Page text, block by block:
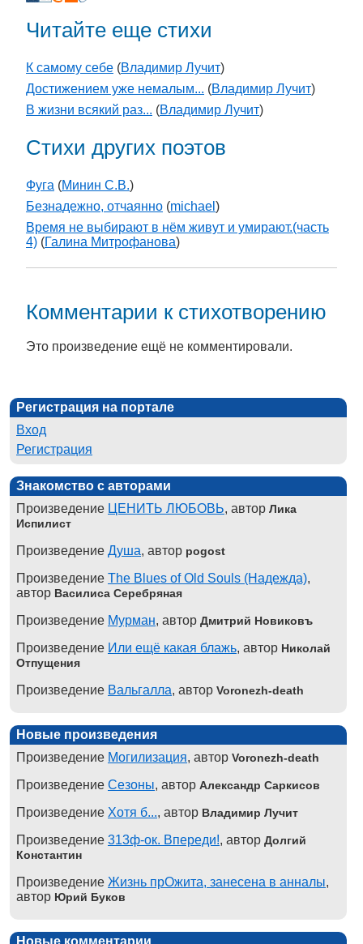
Читайте еще стихи
К самому себе (Владимир Лучит)
Достижением уже немалым... (Владимир Лучит)
В жизни всякий раз... (Владимир Лучит)
Стихи других поэтов
Фуга (Минин С.В.)
Безнадежно, отчаянно (michael )
Время не выбирают в нём живут и умирают.(часть
4) (Галина Митрофанова)
Комментарии к стихотворению
Это произведение ещё не комментировали.
Регистрация на портале
Вход
Регистрация
Знакомство с авторами
Произведение ЦЕНИТЬ ЛЮБОВЬ, автор Лика
Испилист
Произведение Душа, автор pogost
Произведение The Blues of Old Souls (Надежда),
автор Василиса Серебряная
Произведение Мурман, автор Дмитрий Новиковъ
Произведение Или ещё какая блажь, автор Николай
Отпущения
Произведение Вальгалла, автор Voronezh-death
Новые произведения
Произведение Могилизация, автор Voronezh-death
Произведение Сезоны, автор Александр Саркисов
Произведение Хотя б..., автор Владимир Лучит
Произведение 313ф-ок. Впереди!, автор Долгий
Константин
Произведение Жизнь прОжита, занесена в анналы,
автор Юрий Буков
Новые комментарии